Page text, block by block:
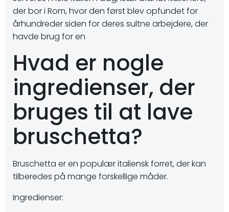
der bor i Rom, hvor den først blev opfundet for
århundreder siden for deres sultne arbejdere, der
havde brug for en
Hvad er nogle
ingredienser, der
bruges til at lave
bruschetta?
Bruschetta er en populær italiensk forret, der kan
tilberedes på mange forskellige måder.
Ingredienser: